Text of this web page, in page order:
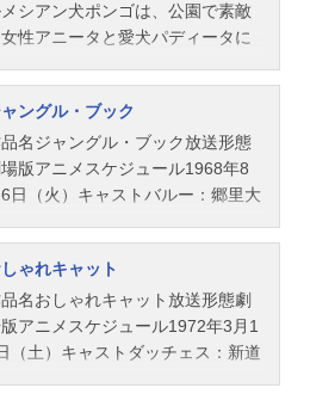
富沢志満（声）、浜田尚子
）...
ドルディー：吉田幸紘トゥイー
ダム：野村隆一セイウチ：水野
加収録）イモムシ：玉城伸吾
虫）、吉田幸紘（蝶）、佐山陽
追加収録）ドアノブ：小山武宏
・トカゲ：野村隆一赤いバラ：
川久美...
ター・パン：岩田光央ウェンデ
渕崎ゆり子（声）、鈴木佐江子
池田真マイケル：鈴木一輝スミ
熊倉一雄タイガー・リリー：勝
美スタッフ製作：ウォルト･ディ
ー原作：ジェームズ・M・バリ
監督：ハミルトン･ラスク クライ
クソン脚本：テッド・シアー
アードマン・ペナーアニメーシ
監督：ミルト・カール ウルフ
グ・ライザーマン フランク・
マ...
スト【1956年公開版】レディ：
薫トランプ：小林桂樹ダーリン
堀越節子ジョック：三津田健ト
ティ：鈴々舎馬風トニー：中村
ョー：市村俊幸サイとアム：ナ
ー梅木【1989年公開版】レデ
：藤田淑子トランプ：中尾隆聖ダ
ラ：京田尚子ジョック：槐柳二
スティ：滝口順平トニー：熊倉
（声）、池田直樹（歌）ジョ
はせさん治（声）、加賀清孝
）サイとアム：天地総子スタッ
ーロラ姫。森でのフィリップ王
の出会い、呪いの実現、そし
れるあの最高にロマンティック
間が訪れます。作品名眠れる森
女放送形態劇場版アニメスケジ
ル1960年7月23日（土）キャス
オーロラ姫（ブライア・ロー
古澤徹（古澤融）（声） 立花
（歌）マレフィセント：沢田敏
ローラ：麻生美代子フォーナ：
尚子メリーウェザー：野沢雅子
ファン王：徳川龍峰ヒューバー
シアン犬ポンゴは、公園で素敵
性アニータと愛犬パディータに
は結婚、ポンゴとパディータは1
のかわいい子犬に恵まれます。と
がある晩、毛皮好きの悪女クル
に子犬たちが誘拐されてしまい
す。子犬たちを探すため、ポンゴ
ポンゴのSOSは犬から犬へと伝
、ついに子犬たちが郊外のクル
の館にいることを突き止めま
愛しい子供を救いたい一心で、
道のりを駆けつけたポンゴとパ
ングル・ブック
名ジャングル・ブック放送形態
版アニメスケジュール1968年8
6日（火）キャストバルー：郷里大
今西正男（声）、石塚勇（歌）
グ・ルーイ：石原慎一シア・カ
：加藤精三（声）、鈴木雪夫
）カー：八代駿ハティ大佐：富田
（声）、立花敏弘（歌）モーグ
ゃれキャット
名おしゃれキャット放送形態劇
アニメスケジュール1972年3月1
（土）キャストダッチェス：新道